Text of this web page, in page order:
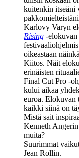
kuitenkin itseäni
Karlovy Varyn
Rising
oikeastaan
Kiitos. Näit
erinäisten
Final Cut Pro
kului aikaa
euroa. Elokuvan
kaikki siinä on
Mistä sait
Kenneth Angerin
muita?
Suurimmat
Jean Rollin.